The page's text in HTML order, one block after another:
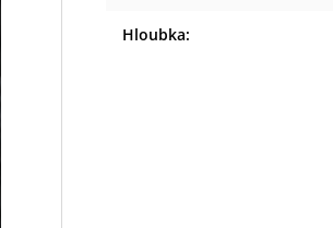
Hloubka: